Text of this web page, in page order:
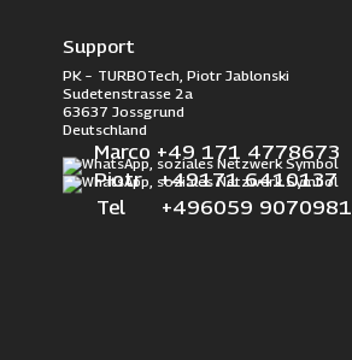
Support
PK – TURBOTech, Piotr Jablonski
Sudetenstrasse 2a
63637 Jossgrund
Deutschland
Marco +49 171 4778673
Piotr +49171 6410137
Tel +496059 9070981